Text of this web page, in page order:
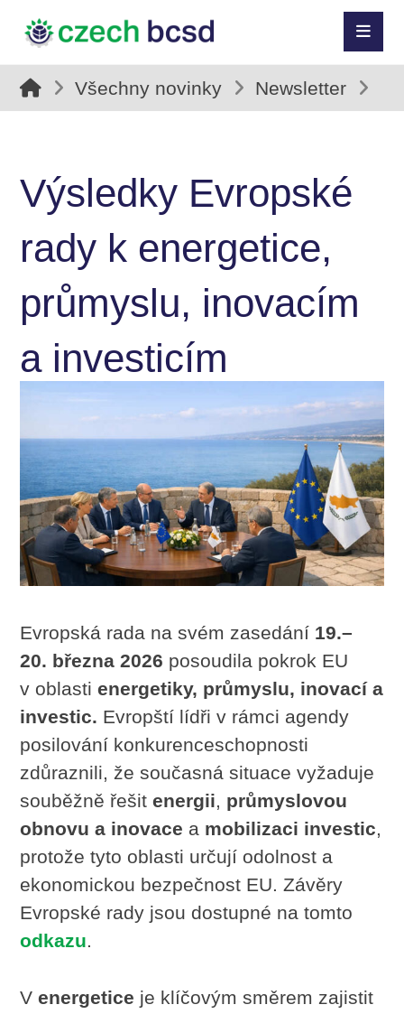
Všechny novinky Newsletter
Výsledky Evropské
rady k energetice,
průmyslu, inovacím
a investicím
Evropská rada na svém zasedání 19.–
20. března 2026 posoudila pokrok EU
v oblastienergetiky, průmyslu, inovací a
investic. Evropští lídři v rámci agendy
posilování konkurenceschopnosti
zdůraznili, že současná situace vyžaduje
souběžně řešitenergii, průmyslovou
obnovu a inovace a mobilizaci investic,
protože tyto oblasti určují odolnost a
ekonomickou bezpečnost EU. Závěry
Evropské rady jsou dostupné na tomto
odkazu.
Venergetice je klíčovým směrem zajistit